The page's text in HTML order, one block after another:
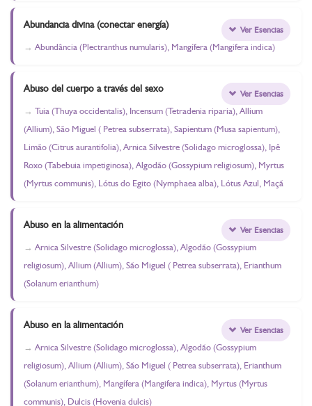
Abundancia divina (conectar energía)
Abundância (Plectranthus numularis), Mangífera (Mangifera indica)
Ver Esencias
Abuso del cuerpo a través del sexo
Tuia (Thuya occidentalis), Incensum (Tetradenia riparia), Allium
(Allium), São Miguel ( Petrea subserrata), Sapientum (Musa sapientum),
Limão (Citrus aurantifolia), Arnica Silvestre (Solidago microglossa), Ipê
Roxo (Tabebuia impetiginosa), Algodão (Gossypium religiosum), Myrtus
(Myrtus communis), Lótus do Egito (Nymphaea alba), Lótus Azul, Maçã
Ver Esencias
Abuso en la alimentación
Arnica Silvestre (Solidago microglossa), Algodão (Gossypium
religiosum), Allium (Allium), São Miguel ( Petrea subserrata), Erianthum
(Solanum erianthum)
Ver Esencias
Abuso en la alimentación
Arnica Silvestre (Solidago microglossa), Algodão (Gossypium
religiosum), Allium (Allium), São Miguel ( Petrea subserrata), Erianthum
(Solanum erianthum), Mangífera (Mangifera indica), Myrtus (Myrtus
communis), Dulcis (Hovenia dulcis)
Ver Esencias